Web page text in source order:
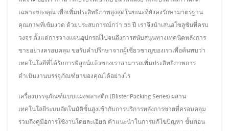
เฉพาะของคุณ เพื่อเพิ่มประสิทธิภาพสูงสุดในขณะที่ยังคงรักษามาตรฐาน
คุณภาพที่เข้มงวด ด้วยประสบการณ์กว่า 55 ปี เราจึงนำเสนอโซลูชันที่ครบ
วงจร ตั้งแต่การวางแผนอุปกรณ์ไปจนถึงการสนับสนุนทางเทคนิคหลังการ
ขายอย่างครอบคลุม ขอรับคำปรึกษาจากผู้เชี่ยวชาญของเราเพื่อค้นพบว่า
เทคโนโลยีที่ได้รับการพิสูจน์แล้วของเราสามารถเพิ่มประสิทธิภาพการ
ดำเนินงานบรรจุภัณฑ์ยาของคุณได้อย่างไร
เครื่องบรรจุภัณฑ์แบบแผงพลาสติก (Blister Packing Series) ผสาน
เทคโนโลยีระบบอัตโนมัติขั้นสูงเข้ากับการบริการหลังการขายที่ครอบคลุม
รวมถึงคู่มือการใช้งานโดยละเอียด คำแนะนำในการแก้ไขปัญหา ขั้นตอน